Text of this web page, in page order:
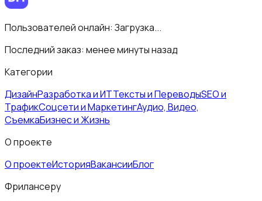
Пользователей онлайн: Загрузка...
Последний заказ: менее минуты назад
Категории
ДизайнРазработка и ИТТексты и ПереводыSEO и
ТрафикСоцсети и МаркетингАудио, Видео,
СъемкаБизнес и Жизнь
О проекте
О проектеИсторияВакансииБлог
Фрилансеру